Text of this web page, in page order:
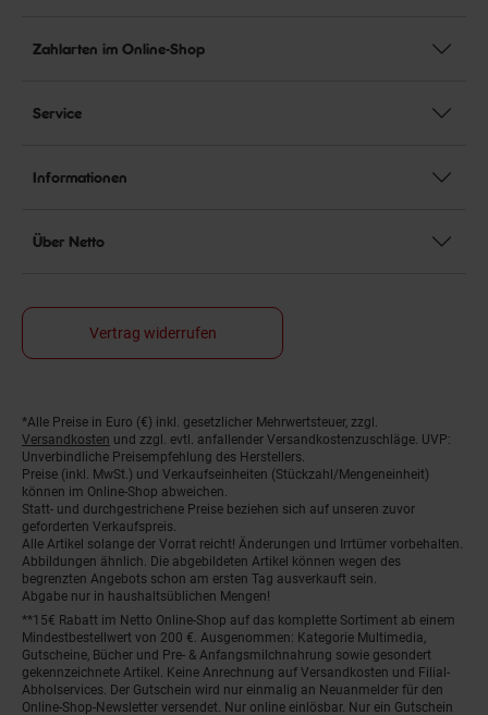
Zahlarten im Online-Shop
Service
Informationen
Über Netto
Vertrag widerrufen
Fußnoten
*Alle Preise in Euro (€) inkl. gesetzlicher Mehrwertsteuer, zzgl.
Versandkosten und zzgl. evtl. anfallender Versandkostenzuschläge. UVP:
Unverbindliche Preisempfehlung des Herstellers.
Preise (inkl. MwSt.) und Verkaufseinheiten (Stückzahl/Mengeneinheit)
können im Online-Shop abweichen.
Statt- und durchgestrichene Preise beziehen sich auf unseren zuvor
geforderten Verkaufspreis.
Alle Artikel solange der Vorrat reicht! Änderungen und Irrtümer vorbehalten.
Abbildungen ähnlich. Die abgebildeten Artikel können wegen des
begrenzten Angebots schon am ersten Tag ausverkauft sein.
Abgabe nur in haushaltsüblichen Mengen!
**15€ Rabatt im Netto Online-Shop auf das komplette Sortiment ab einem
Mindestbestellwert von 200 €. Ausgenommen: Kategorie Multimedia,
Gutscheine, Bücher und Pre- & Anfangsmilchnahrung sowie gesondert
gekennzeichnete Artikel. Keine Anrechnung auf Versandkosten und Filial-
Abholservices. Der Gutschein wird nur einmalig an Neuanmelder für den
Online-Shop-Newsletter versendet. Nur online einlösbar. Nur ein Gutschein